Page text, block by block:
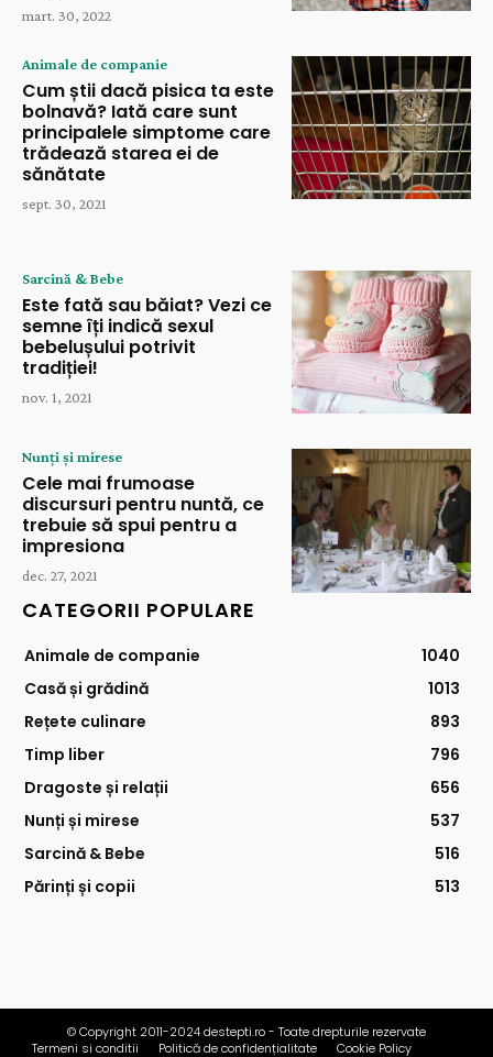
mart. 30, 2022
Animale de companie
Cum știi dacă pisica ta este
bolnavă? Iată care sunt
principalele simptome care
trădează starea ei de
sănătate
sept. 30, 2021
Sarcină & Bebe
Este fată sau băiat? Vezi ce
semne îți indică sexul
bebelușului potrivit
tradiției!
nov. 1, 2021
Nunți și mirese
Cele mai frumoase
discursuri pentru nuntă, ce
trebuie să spui pentru a
impresiona
dec. 27, 2021
CATEGORII POPULARE
Animale de companie
1040
Casă și grădină
1013
Rețete culinare
893
Timp liber
796
Dragoste și relații
656
Nunți și mirese
537
Sarcină & Bebe
516
Părinți și copii
513
© Copyright 2011-2024 destepti.ro - Toate drepturile rezervate
Termeni si conditii
Politică de confidențialitate
Cookie Policy